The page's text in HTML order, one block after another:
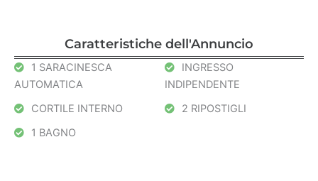
Caratteristiche dell'Annuncio
1 SARACINESCA
AUTOMATICA
CORTILE INTERNO
1 BAGNO
INGRESSO
INDIPENDENTE
2 RIPOSTIGLI